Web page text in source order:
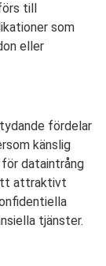
till
som
eller
fördelar
känslig
dataintrång
attraktivt
tjänster.